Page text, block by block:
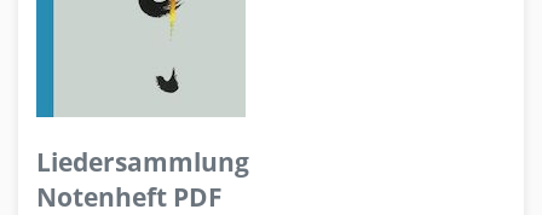
Liedersammlung
Notenheft PDF